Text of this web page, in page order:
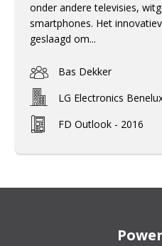
onder andere televisies,
smartphones. Het
geslaagd om...
Bas Dekker
LG Electronics
FD Outlook - 2016